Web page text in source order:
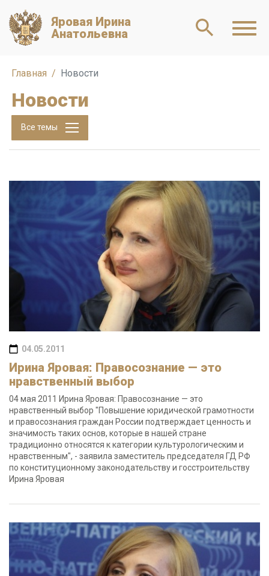
Яровая Ирина
Анатольевна
Главная Новости
Новости
Все темы
04.05.2011
Ирина Яровая: Правосознание — это
нравственный выбор
04 мая 2011 Ирина Яровая: Правосознание — это
нравственный выбор "Повышение юридической грамотности
и правосознания граждан России подтверждает ценность и
значимость таких основ, которые в нашей стране
традиционно относятся к категории культурологическим и
нравственным", - заявила заместитель председателя ГД РФ
по конституционному законодательству и госстроительству
Ирина Яровая